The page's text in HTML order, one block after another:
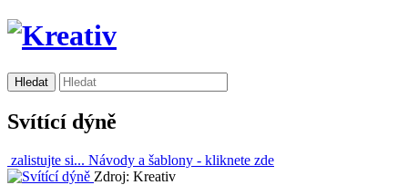
Svítící dýně
zalistujte si... Návody a šablony - kliknete zde
Zdroj: Kreativ